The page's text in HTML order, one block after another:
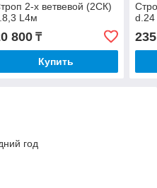
2-х ветвевой (2СК)
L4м
800₸
Купить
год